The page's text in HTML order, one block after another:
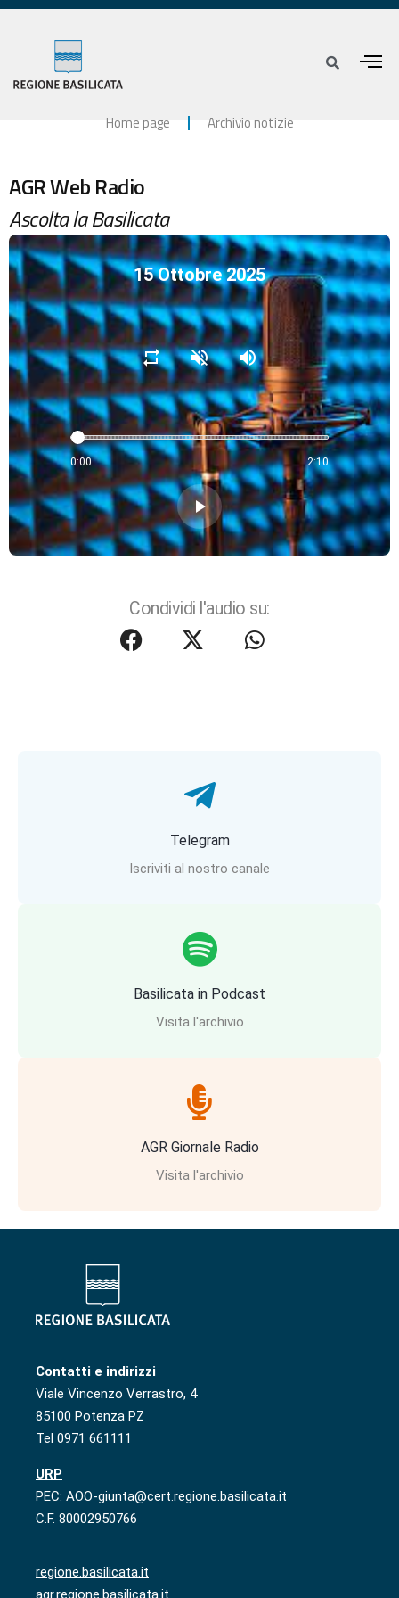
Home page Archivio notizie
AGR Web Radio
Ascolta la Basilicata
15 Ottobre 2025
repeat volume_off volume_up
0:00 2:10
play_arrow
Condividi l'audio su:
Telegram
Iscriviti al nostro canale
Basilicata in Podcast
Visita l'archivio
AGR Giornale Radio
Visita l'archivio
Contatti e indirizzi
Viale Vincenzo Verrastro, 4
85100 Potenza PZ
Tel 0971 661111
URP
PEC: AOO-giunta@cert.regione.basilicata.it
C.F. 80002950766
regione.basilicata.it
agr.regione.basilicata.it